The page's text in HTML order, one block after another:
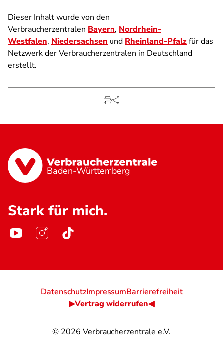
Dieser Inhalt wurde von den
Verbraucherzentralen Bayern, Nordrhein-
Westfalen, Niedersachsen und Rheinland-Pfalzfür das
Netzwerk der Verbraucherzentralen in Deutschland
erstellt.
Baden-Württemberg
Stark für mich.
© 2026 Verbraucherzentrale e.V.
DatenschutzImpressumBarrierefreiheit
▶Vertrag widerrufen◀